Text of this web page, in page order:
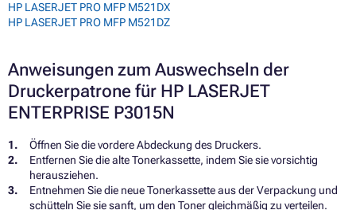
HP LASERJET PRO MFP M521DX
HP LASERJET PRO MFP M521DZ
Anweisungen zum Auswechseln der
Druckerpatrone für HP LASERJET
ENTERPRISE P3015N
Öffnen Sie die vordere Abdeckung des Druckers.
Entfernen Sie die alte Tonerkassette, indem Sie sie vorsichtig
herausziehen.
Entnehmen Sie die neue Tonerkassette aus der Verpackung und
schütteln Sie sie sanft, um den Toner gleichmäßig zu verteilen.